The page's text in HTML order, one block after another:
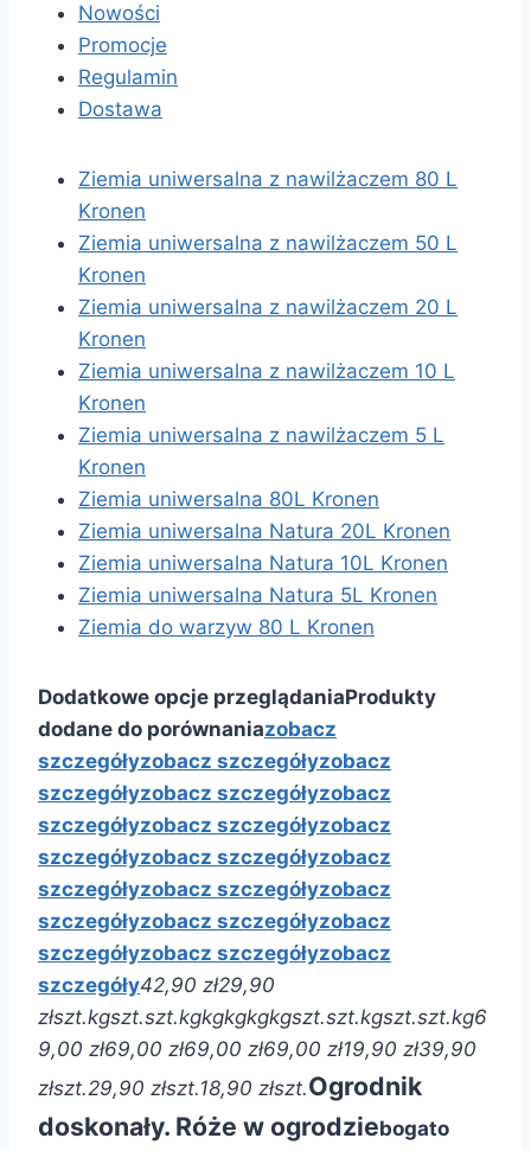
Nowości
Promocje
Regulamin
Dostawa
Ziemia uniwersalna z nawilżaczem 80 L
Kronen
Ziemia uniwersalna z nawilżaczem 50 L
Kronen
Ziemia uniwersalna z nawilżaczem 20 L
Kronen
Ziemia uniwersalna z nawilżaczem 10 L
Kronen
Ziemia uniwersalna z nawilżaczem 5 L
Kronen
Ziemia uniwersalna 80L Kronen
Ziemia uniwersalna Natura 20L Kronen
Ziemia uniwersalna Natura 10L Kronen
Ziemia uniwersalna Natura 5L Kronen
Ziemia do warzyw 80 L Kronen
Dodatkowe opcje przeglądaniaProdukty
dodane do porównaniazobacz
szczegółyzobacz szczegółyzobacz
szczegółyzobacz szczegółyzobacz
szczegółyzobacz szczegółyzobacz
szczegółyzobacz szczegółyzobacz
szczegółyzobacz szczegółyzobacz
szczegółyzobacz szczegółyzobacz
szczegółyzobacz szczegółyzobacz
szczegóły42,90 zł29,90
złszt.kgszt.szt.kgkgkgkgkgszt.szt.kgszt.szt.kg6
9,00 zł69,00 zł69,00 zł69,00 zł19,90 zł39,90
złszt.29,90 złszt.18,90 złszt.Ogrodnik
doskonały. Róże w ogrodziebogato